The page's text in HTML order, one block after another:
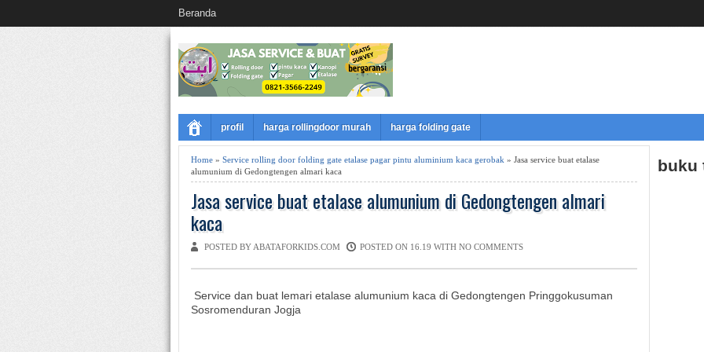
Beranda
profil harga rollingdoor murah harga folding gate
Home » Service rolling door folding gate etalase pagar pintu aluminium kaca gerobak » Jasa service buat etalase
alumunium di Gedongtengen almari kaca
Jasa service buat etalase alumunium di Gedongtengen almari
kaca
POSTED BY ABATAFORKIDS.COM POSTED ON 16.19 WITH NO COMMENTS
Service dan buat lemari etalase alumunium kaca di Gedongtengen Pringgokusuman
Sosromenduran Jogja
buku